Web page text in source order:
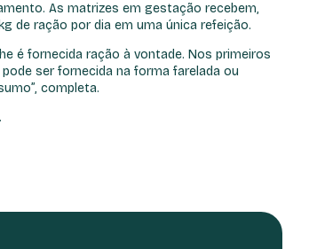
As matrizes em gestação recebem,
de ração por dia em uma única refeição.
é fornecida ração à vontade. Nos primeiros
ser fornecida na forma farelada ou
completa.
.